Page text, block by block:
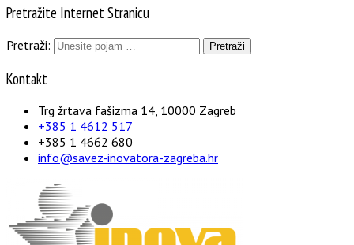
Pretražite Internet Stranicu
Pretraži:
Kontakt
Trg žrtava fašizma 14, 10000 Zagreb
+385 1 4612 517
+385 1 4662 680
info@savez-inovatora-zagreba.hr